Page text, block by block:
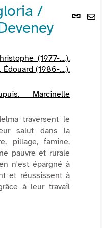
Lien
/
(1977-....).
Édouard (1986-....).
Marcinelle
traversent le
salut dans la
pillage, famine,
pauvre et rurale
n'est épargné à
et réussissent à
à leur travail